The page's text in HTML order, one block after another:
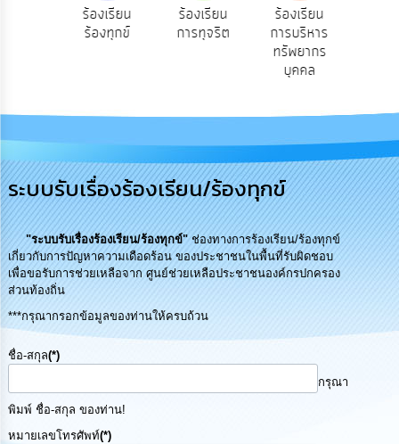
ทรัพยากร
การ
บริหาร
งาน
การ
ส่ง
เสริม
ความ
โปร่งใส
การ
ซื้อ
จัด
จ้าง
ร้องเรียน
ร้องทุกข์
ร้องเรียน
การทุจริต
ร้องเรียน
การบริหาร
ทรัพยากร
บุคคล
ระบบรับเรื่องร้องเรียน/ร้องทุกข์
"ระบบรับเรื่องร้องเรียน/ร้องทุกข์" ช่องทางการร้องเรียน/ร้องทุกข์
เกี่ยวกับการปัญหาความเดือดร้อน ของประชาชนในพื้นที่รับผิดชอบ
เพื่อขอรับการช่วยเหลือจาก ศูนย์ช่วยเหลือประชาชนองค์กรปกครอง
ส่วนท้องถิ่น
***กรุณากรอกข้อมูลของท่านให้ครบถ้วน
ชื่อ-สกุล(*)
กรุณา
พิมพ์ ชื่อ-สกุล ของท่าน!
หมายเลขโทรศัพท์(*)